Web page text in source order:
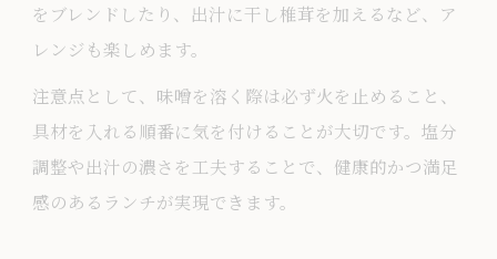
をブレンドしたり、出汁に干し椎茸を加えるなど、ア
レンジも楽しめます。
注意点として、味噌を溶く際は必ず火を止めること、
具材を入れる順番に気を付けることが大切です。塩分
調整や出汁の濃さを工夫することで、健康的かつ満足
感のあるランチが実現できます。